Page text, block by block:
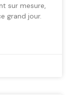
sur mesure,
grand jour.